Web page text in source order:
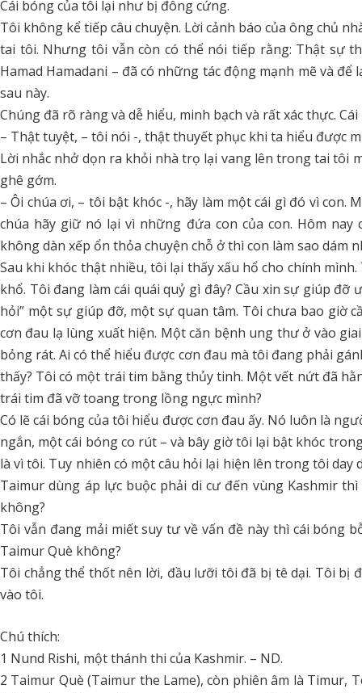
Cái bóng của tôi lại như bị đông cứng.
Tôi không kể tiếp câu chuyện. Lời cảnh báo của ông chủ
tai tôi. Nhưng tôi vẫn còn có thể nói tiếp rằng: Thật sự
Hamad Hamadani – đã có những tác động mạnh mẽ và
sau này.
Chúng đã rõ ràng và dễ hiểu, minh bạch và rất xác thực.
– Thật tuyệt, – tôi nói -, thật thuyết phục khi ta hiểu được
Lời nhắc nhở dọn ra khỏi nhà trọ lại vang lên trong tai tôi
ghê gớm.
– Ôi chúa ơi, – tôi bật khóc -, hãy làm một cái gì đó vì
chúa hãy giữ nó lại vì những đứa con của con. Hôm
không dàn xếp ổn thỏa chuyện chỗ ở thì con làm sao dám
Sau khi khóc thật nhiều, tôi lại thấy xấu hổ cho chính
khổ. Tôi đang làm cái quái quỷ gì đây? Cầu xin sự giúp đỡ
hỏi” một sự giúp đỡ, một sự quan tâm. Tôi chưa bao giờ
cơn đau lạ lùng xuất hiện. Một căn bệnh ung thư ở vào
bỏng rát. Ai có thể hiểu được cơn đau mà tôi đang phải
thấy? Tôi có một trái tim bằng thủy tinh. Một vết nứt đã
trái tim đã vỡ toang trong lồng ngực mình?
Có lẽ cái bóng của tôi hiểu được cơn đau ấy. Nó luôn là
ngắn, một cái bóng co rút – và bây giờ tôi lại bật khóc
là vì tôi. Tuy nhiên có một câu hỏi lại hiện lên trong tôi
Taimur dùng áp lực buộc phải di cư đến vùng Kashmir
không?
Tôi vẫn đang mải miết suy tư về vấn đề này thì cái bóng
Taimur Què không?
Tôi chẳng thể thốt nên lời, đầu lưỡi tôi đã bị tê dại. Tôi bị
vào tôi.
Chú thích:
1 Nund Rishi, một thánh thi của Kashmir. – ND.
2 Taimur Què (Taimur the Lame), còn phiên âm là Timur,